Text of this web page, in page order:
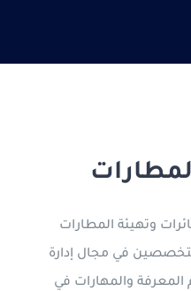
وتهيئة المطارات
في مجال إدارة
المعرفة والمهارات في